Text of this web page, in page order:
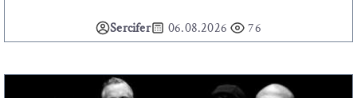
Sercifer 06.08.2026 76